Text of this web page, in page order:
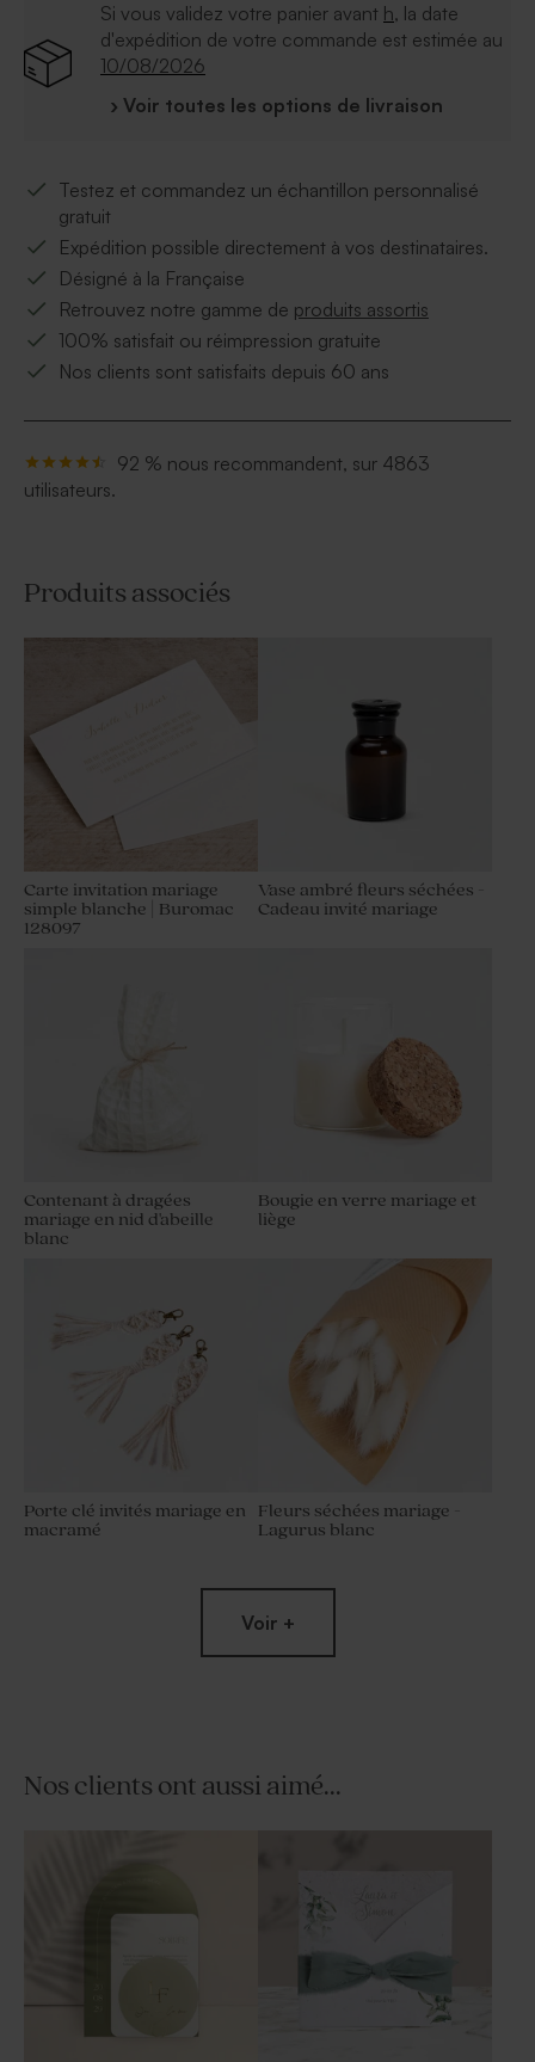
Si vous validez votre panier avant h, la date
d'expédition de votre commande est estimée au
10/08/2026
› Voir toutes les options de livraison
Testez et commandez un échantillon personnalisé
gratuit
Expédition possible directement à vos destinataires.
Désigné à la Française
Retrouvez notre gamme de produits assortis
100% satisfait ou réimpression gratuite
Nos clients sont satisfaits depuis 60 ans
92 % nous recommandent, sur 4863
utilisateurs.
Produits associés
Carte invitation mariage
simple blanche | Buromac
128097
Vase ambré fleurs séchées -
Cadeau invité mariage
Contenant à dragées
mariage en nid d'abeille
blanc
Bougie en verre mariage et
liège
Porte clé invités mariage en
macramé
Fleurs séchées mariage -
Lagurus blanc
Fiole en verre mariage
Voir +
Nos clients ont aussi aimé...